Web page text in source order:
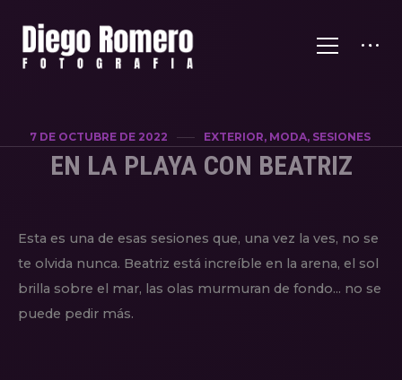
7 DE OCTUBRE DE 2022 EXTERIOR, MODA, SESIONES
EN LA PLAYA CON BEATRIZ
Esta es una de esas sesiones que, una vez la ves, no se
te olvida nunca. Beatriz está increíble en la arena, el sol
brilla sobre el mar, las olas murmuran de fondo... no se
puede pedir más.